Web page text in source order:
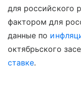
для российского
фактором для
данные по
октябрьского
ставке.